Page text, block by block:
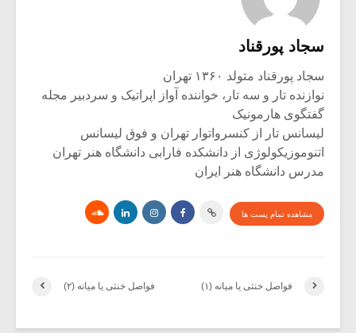
سجاد پورقناد
سجاد پورقناد متولد ۱۳۶۰ تهران
نوازنده تار و سه تار، خواننده آواز اپراتیک و سردبیر مجله
گفتگوی هارمونیک
لیسانس تار از کنسرواتوار تهران و فوق لیسانس
اتنوموزیکولوژی از دانشکده فارابی دانشگاه هنر تهران
مدرس دانشگاه هنر ایران
مشاهده تمام پست ها
فواصل خنثی یا میانه (۲) فواصل خنثی یا میانه (۱)